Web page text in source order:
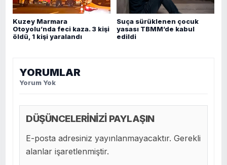
Kuzey Marmara
Otoyolu’nda feci kaza. 3 kişi
öldü, 1 kişi yaralandı
Suça sürüklenen çocuk
yasası TBMM’de kabul
edildi
YORUMLAR
Yorum Yok
DÜŞÜNCELERİNİZİ PAYLAŞIN
E-posta adresiniz yayınlanmayacaktır. Gerekli
alanlar işaretlenmiştir.